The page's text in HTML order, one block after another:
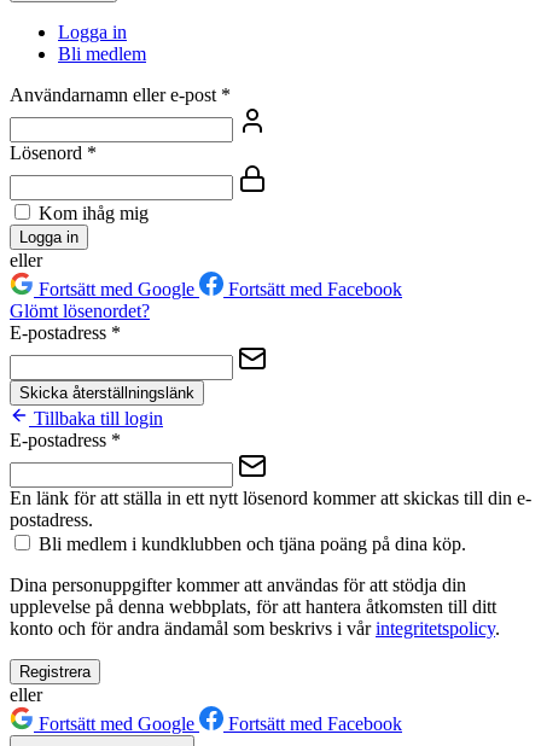
Logga in
Bli medlem
Användarnamn eller e-post *
Lösenord *
Kom ihåg mig
Logga in
eller
Fortsätt med Google
Fortsätt med Facebook
Glömt lösenordet?
E-postadress *
Skicka återställningslänk
Tillbaka till login
E-postadress *
En länk för att ställa in ett nytt lösenord kommer att skickas till din e-
postadress.
Bli medlem i kundklubben och tjäna poäng på dina köp.
Dina personuppgifter kommer att användas för att stödja din
upplevelse på denna webbplats, för att hantera åtkomsten till ditt
konto och för andra ändamål som beskrivs i vårintegritetspolicy.
Registrera
eller
Fortsätt med Google
Fortsätt med Facebook